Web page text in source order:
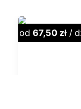
DOSTAWY
PROMOCJE
od 67,50 zł /